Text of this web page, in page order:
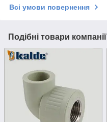
Всі умови повернення
Подібні товари компанії